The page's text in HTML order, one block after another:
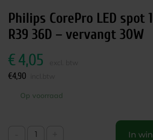
Philips CorePro LED spot
R39 36D – vervangt 30W
€4,05
€4,90
Op voorraad
In